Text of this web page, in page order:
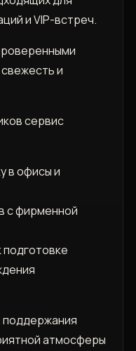
и VIP-встреч.
и
сервис
в офисы и
с фирменной
атмосферы